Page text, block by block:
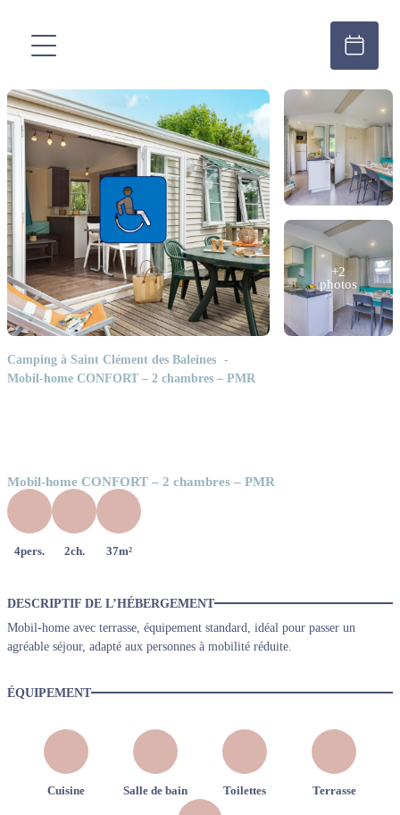
+2
photos
Camping à Saint Clément des Baleines
Mobil-home CONFORT – 2 chambres – PMR
Mobil-home CONFORT – 2 chambres – PMR
4pers. 2ch. 37m²
DESCRIPTIF DE L’HÉBERGEMENT
Mobil-home avec terrasse, équipement standard, idéal pour passer un
agréable séjour, adapté aux personnes à mobilité réduite.
ÉQUIPEMENT
Cuisine Salle de bain Toilettes Terrasse